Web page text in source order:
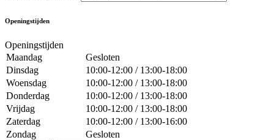
Openingstijden
Openingstijden
Maandag
Gesloten
Dinsdag
10:00-12:00 / 13:00-18:00
Woensdag
10:00-12:00 / 13:00-18:00
Donderdag
10:00-12:00 / 13:00-18:00
Vrijdag
10:00-12:00 / 13:00-18:00
Zaterdag
10:00-12:00 / 13:00-16:00
Zondag
Gesloten